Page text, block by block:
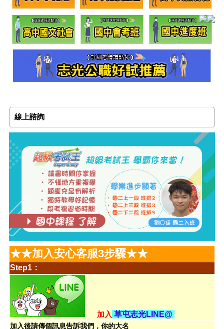
線上諮詢
★★加入安心客服3步驟★★
Step1：
加入 草屯志光LINE@
加入後請傳個訊息告訴我們，你的大名